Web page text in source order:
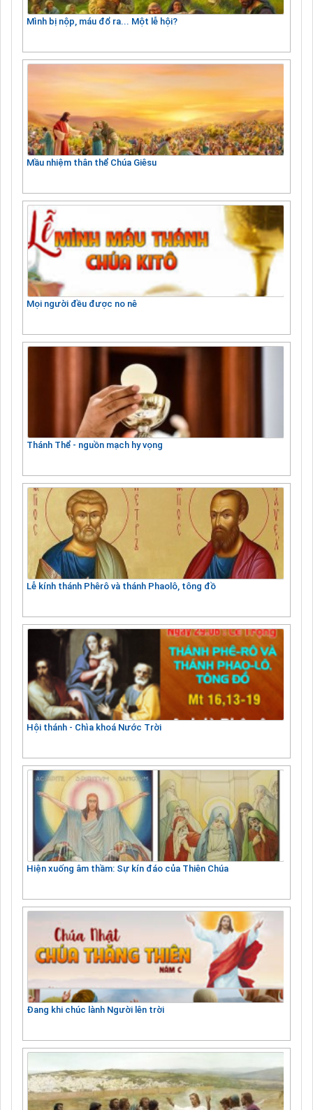
Mình bị nộp, máu đổ ra... Một lễ hội?
Mầu nhiệm thân thể Chúa Giêsu
Mọi người đều được no nê
Thánh Thể - nguồn mạch hy vọng
Lễ kính thánh Phêrô và thánh Phaolô, tông đồ
Hội thánh - Chìa khoá Nước Trời
Hiện xuống âm thầm: Sự kín đáo của Thiên Chúa
Đang khi chúc lành Người lên trời